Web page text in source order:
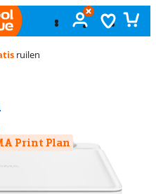
ruilen
op 9 reviews.
Print Plan